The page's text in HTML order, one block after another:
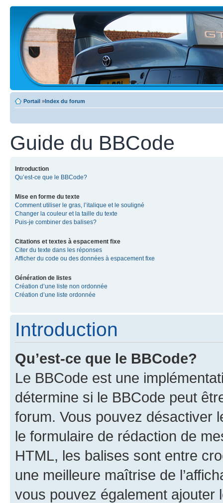
Portail »Index du forum
Guide du BBCode
Introduction
Qu’est-ce que le BBCode?
Mise en forme du texte
Comment utiliser le gras, l’italique et le souligné
Changer la couleur et la taille du texte
Puis-je combiner des balises?
Citations et textes à espacement fixe
Citer du texte dans les réponses
Afficher du code ou des données à espacement fixe
Génération de listes
Création d’une liste non ordonnée
Création d’une liste ordonnée
Introduction
Qu’est-ce que le BBCode?
Le BBCode est une
détermine si le BBCode peut
forum. Vous pouvez désactiver
le formulaire de rédaction de
HTML, les balises sont entre
une meilleure maîtrise de
vous pouvez également ajouter